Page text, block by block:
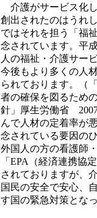
介護がサービス化
創出されたのはうれ
ではそれを担う「福
念されています。平
人の福祉・介護サー
今後もより多くの人
られております。（
者の確保を図るため
針」厚生労働省
んで人材の定着率が
念されている要因の
外国人の方の看護師
「EPA（経済連携協
されておりますが、
国民の安全で安心、
す国の緊急対策とな